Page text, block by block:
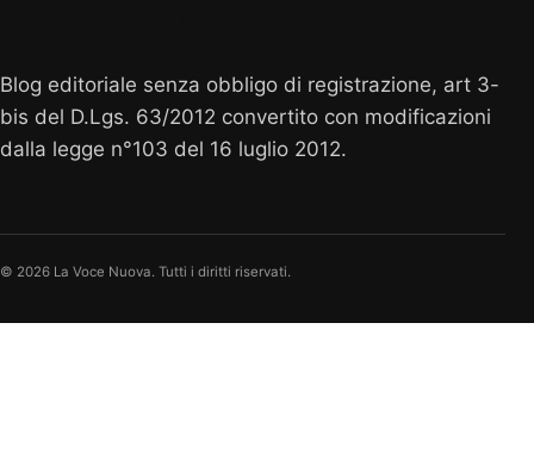
Blog editoriale senza obbligo di registrazione, art 3-
bis del D.Lgs. 63/2012 convertito con modificazioni
dalla legge n°103 del 16 luglio 2012.
© 2026 La Voce Nuova. Tutti i diritti riservati.